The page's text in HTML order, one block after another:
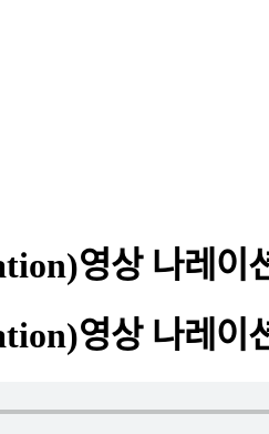
나레이션-
나레이션-